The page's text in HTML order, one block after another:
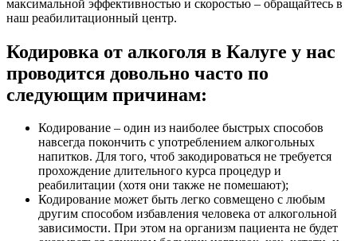
максимальной эффективностью и скоростью – обращайтесь в
наш реабилитационный центр.
Кодировка от алкоголя в Калуге у нас
проводится довольно часто по
следующим причинам:
Кодирование – один из наиболее быстрых способов
навсегда покончить с употреблением алкогольных
напитков. Для того, чтоб закодироваться не требуется
прохождение длительного курса процедур и
реабилитации (хотя они также не помешают);
Кодирование может быть легко совмещено с любым
другим способом избавления человека от алкогольной
зависимости. При этом на организм пациента не будет